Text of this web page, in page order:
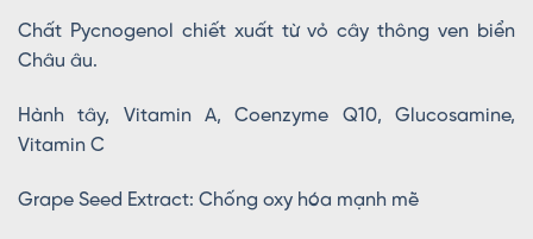
Chất Pycnogenol chiết xuất từ vỏ cây thông ven biển
Châu âu.
Hành tây, Vitamin A, Coenzyme Q10, Glucosamine,
Vitamin C
Grape Seed Extract: Chống oxy hóa mạnh mẽ